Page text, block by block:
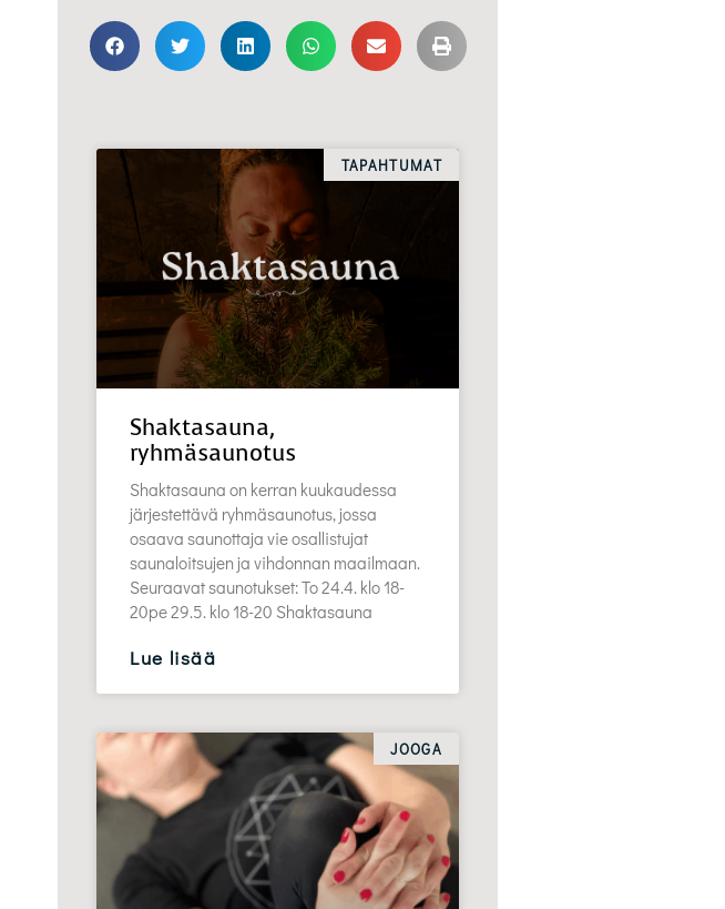
TAPAHTUMAT
Shaktasauna,
ryhmäsaunotus
Shaktasauna on kerran kuukaudessa
järjestettävä ryhmäsaunotus, jossa
osaava saunottaja vie osallistujat
saunaloitsujen ja vihdonnan maailmaan.
Seuraavat saunotukset: To 24.4. klo 18-
20pe 29.5. klo 18-20 Shaktasauna
Lue lisää
JOOGA